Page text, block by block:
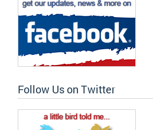
Follow Us on Twitter